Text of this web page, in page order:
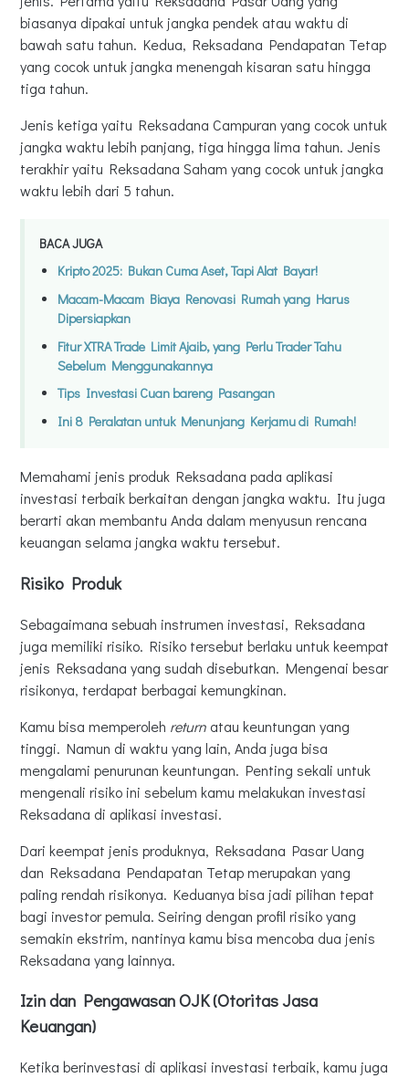
biasanya dipakai untuk jangka pendek atau waktu di
bawah satu tahun. Kedua, Reksadana Pendapatan Tetap
yang cocok untuk jangka menengah kisaran satu hingga
tiga tahun.
Jenis ketiga yaitu Reksadana Campuran yang cocok untuk
jangka waktu lebih panjang, tiga hingga lima tahun. Jenis
terakhir yaitu Reksadana Saham yang cocok untuk jangka
waktu lebih dari 5 tahun.
BACA JUGA
Kripto 2025: Bukan Cuma Aset, Tapi Alat Bayar!
Macam-Macam Biaya Renovasi Rumah yang Harus
Dipersiapkan
Fitur XTRA Trade Limit Ajaib, yang Perlu Trader Tahu
Sebelum Menggunakannya
Tips Investasi Cuan bareng Pasangan
Ini 8 Peralatan untuk Menunjang Kerjamu di Rumah!
Memahami jenis produk Reksadana pada aplikasi
investasi terbaik berkaitan dengan jangka waktu. Itu juga
berarti akan membantu Anda dalam menyusun rencana
keuangan selama jangka waktu tersebut.
Risiko Produk
Sebagaimana sebuah instrumen investasi, Reksadana
juga memiliki risiko. Risiko tersebut berlaku untuk keempat
jenis Reksadana yang sudah disebutkan. Mengenai besar
risikonya, terdapat berbagai kemungkinan.
Kamu bisa memperoleh return atau keuntungan yang
tinggi. Namun di waktu yang lain, Anda juga bisa
mengalami penurunan keuntungan. Penting sekali untuk
mengenali risiko ini sebelum kamu melakukan investasi
Reksadana di aplikasi investasi.
Dari keempat jenis produknya, Reksadana Pasar Uang
dan Reksadana Pendapatan Tetap merupakan yang
paling rendah risikonya. Keduanya bisa jadi pilihan tepat
bagi investor pemula. Seiring dengan profil risiko yang
semakin ekstrim, nantinya kamu bisa mencoba dua jenis
Reksadana yang lainnya.
Izin dan Pengawasan OJK (Otoritas Jasa
Keuangan)
Ketika berinvestasi di aplikasi investasi terbaik, kamu juga